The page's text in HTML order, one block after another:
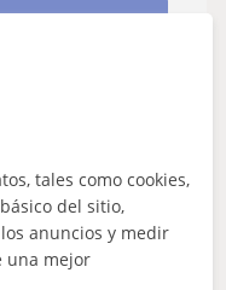
1ª clase gratis
tales como cookies,
del sitio,
anuncios y medir
una mejor